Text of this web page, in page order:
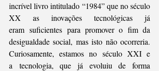
incrível livro intitulado “1984” que no século
XX as inovações tecnológicas já
eram suficientes para promover o fim da
desigualdade social, mas isto não ocorreria.
Curiosamente, estamos no século XXI e
a tecnologia, que já evoluiu de forma